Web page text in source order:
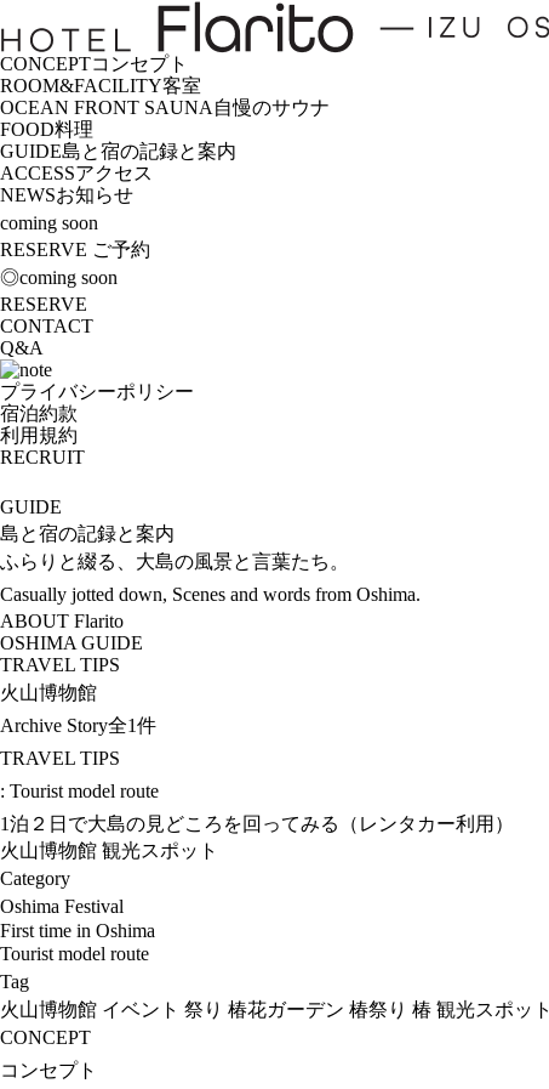
CONCEPTコンセプト
ROOM&FACILITY客室
OCEAN FRONT SAUNA 自慢のサウナ
FOOD料理
GUIDE島と宿の記録と案内
ACCESSアクセス
NEWSお知らせ
coming soon
RESERVE ご予約
◎coming soon
RESERVE
CONTACT
Q&A
プライバシーポリシー
宿泊約款
利用規約
RECRUIT
GUIDE
島と宿の記録と案内
ふらりと綴る、大島の風景と言葉たち。
Casually jotted down, Scenes and words from Oshima.
ABOUT Flarito
OSHIMA GUIDE
TRAVEL TIPS
火山博物館
Archive Story全1件
TRAVEL TIPS
: Tourist model route
1泊２日で大島の見どころを回ってみる（レンタカー利用）
火山博物館 観光スポット
Category
Oshima Festival
First time in Oshima
Tourist model route
Tag
火山博物館 イベント 祭り 椿花ガーデン 椿祭り 椿 観光スポット
CONCEPT
コンセプト